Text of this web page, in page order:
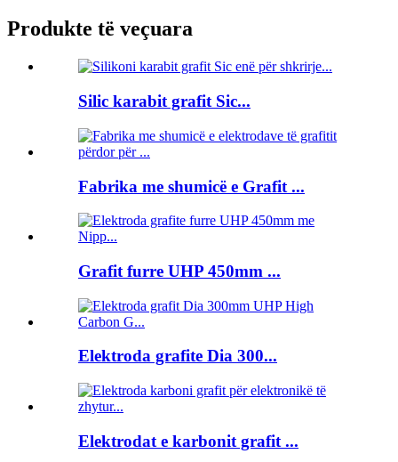
Produkte të veçuara
Silic karabit grafit Sic...
Fabrika me shumicë e Grafit ...
Grafit furre UHP 450mm ...
Elektroda grafite Dia 300...
Elektrodat e karbonit grafit ...